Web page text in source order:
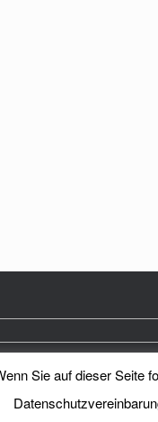
Heimatkreis Reichenberg Stadt
Sie auf dieser